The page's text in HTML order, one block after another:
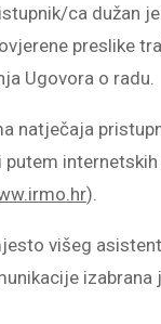
ca dužan
preslike
Ugovora o radu.
natječaja
putem
).
višeg
izabrana